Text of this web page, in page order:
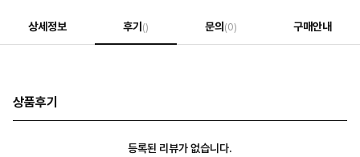
상세정보 후기 () 문의 (0) 구매안내
상품후기
등록된 리뷰가 없습니다.